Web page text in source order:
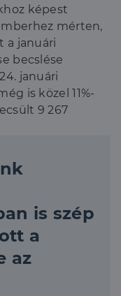
képest
mérten,
a januári
becslése
januári
is közel 11%-
9 267
is szép
a
az